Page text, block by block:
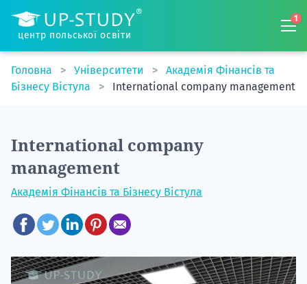
центр польської освіти
1
Головна Університети
Академія Фінансів та
Бізнесу Вістула
International company management
International company
management
Академія Фінансів та Бізнесу Вістула